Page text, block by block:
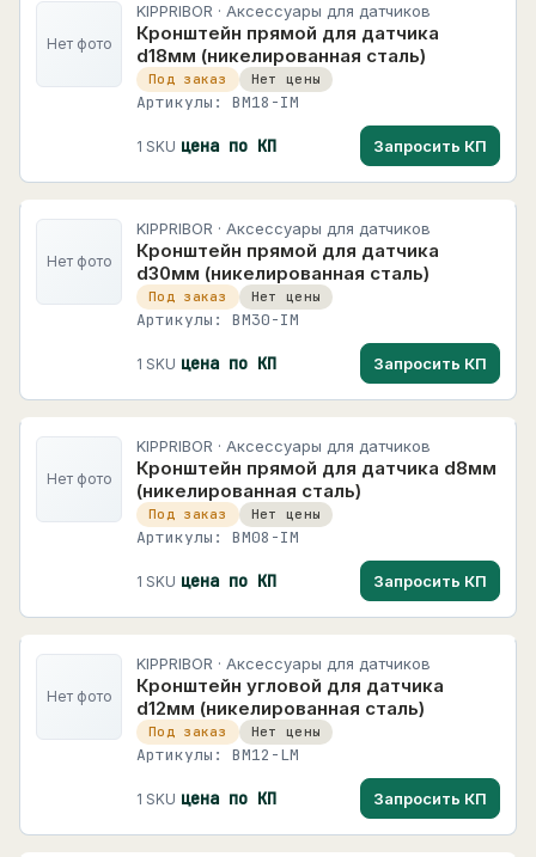
Дроссели
Измерители-регуляторы
Контрольно-измерительные приборы
Конфигураторы
Модули расширения для программируемых
реле
Панели оператора
Преобразователи частоты
Приборы для индикации и управления
задвижками
2
Программируемые логические контроллеры
Программируемые реле 8
Программируемые устройства
Программное обеспечение, устройства
13
+ Силовые и коммутационные устройства 7
+ Автоматизация и управление
КИП и измерение
+ Датчики
6828
Силовая электроника и электропитание 188
126 карточек
INNORED
458 карточек
4266 карточек
409 карточек
INOMAX
25 карточек
483 карточек
3 карточек
KIPPRIBOR
767 карточек
MEYERTEC
1379 карточек
OWEN
Optima Techno
Optima Techno
21 карточек
PROMODEM
Нет фото
KIPPRIBOR · Аксессуары для датчиков
Кронштейн прямой для датчика
d18мм (никелированная сталь)
Под заказ Нет цены
Артикулы: BM18-IM
1 SKU цена по КП Запросить КП
Нет фото
KIPPRIBOR · Аксессуары для датчиков
Кронштейн прямой для датчика
d30мм (никелированная сталь)
Под заказ Нет цены
Артикулы: BM30-IM
1 SKU цена по КП Запросить КП
Нет фото
KIPPRIBOR · Аксессуары для датчиков
Кронштейн прямой для датчика d8мм
(никелированная сталь)
Под заказ Нет цены
Артикулы: BM08-IM
1 SKU цена по КП Запросить КП
Нет фото
KIPPRIBOR · Аксессуары для датчиков
Кронштейн угловой для датчика
d12мм (никелированная сталь)
Под заказ Нет цены
Артикулы: BM12-LM
1 SKU цена по КП Запросить КП